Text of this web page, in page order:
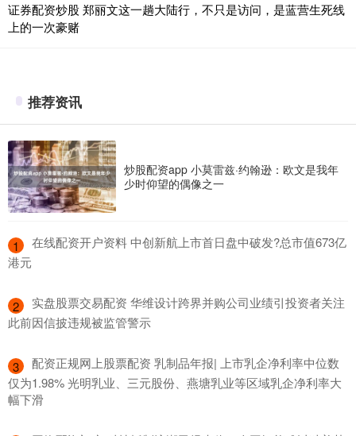
证券配资炒股 郑丽文这一趟大陆行，不只是访问，是蓝营生死线
上的一次豪赌
推荐资讯
炒股配资app 小莫雷兹·约翰逊：欧文是我年
少时仰望的偶像之一
1
​在线配资开户资料 中创新航上市首日盘中破发?总市值673亿
港元
2
​实盘股票交易配资 华维设计跨界并购公司业绩引投资者关注
此前因信披违规被监管警示
3
​配资正规网上股票配资 乳制品年报| 上市乳企净利率中位数
仅为1.98% 光明乳业、三元股份、燕塘乳业等区域乳企净利率大
幅下滑